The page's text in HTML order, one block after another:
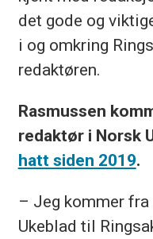
det gode og
i og omkring
redaktøren.
Rasmussen
redaktør i Norsk
hatt siden 2019.
– Jeg kommer
Ukeblad til